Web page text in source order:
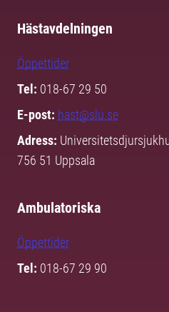
Hästavdelningen
Öppettider
Tel: 018-67 29 50
E-post: hast@slu.se
Adress:
756 51 Uppsala
Ambulatoriska
Öppettider
Tel: 018-67 29 90